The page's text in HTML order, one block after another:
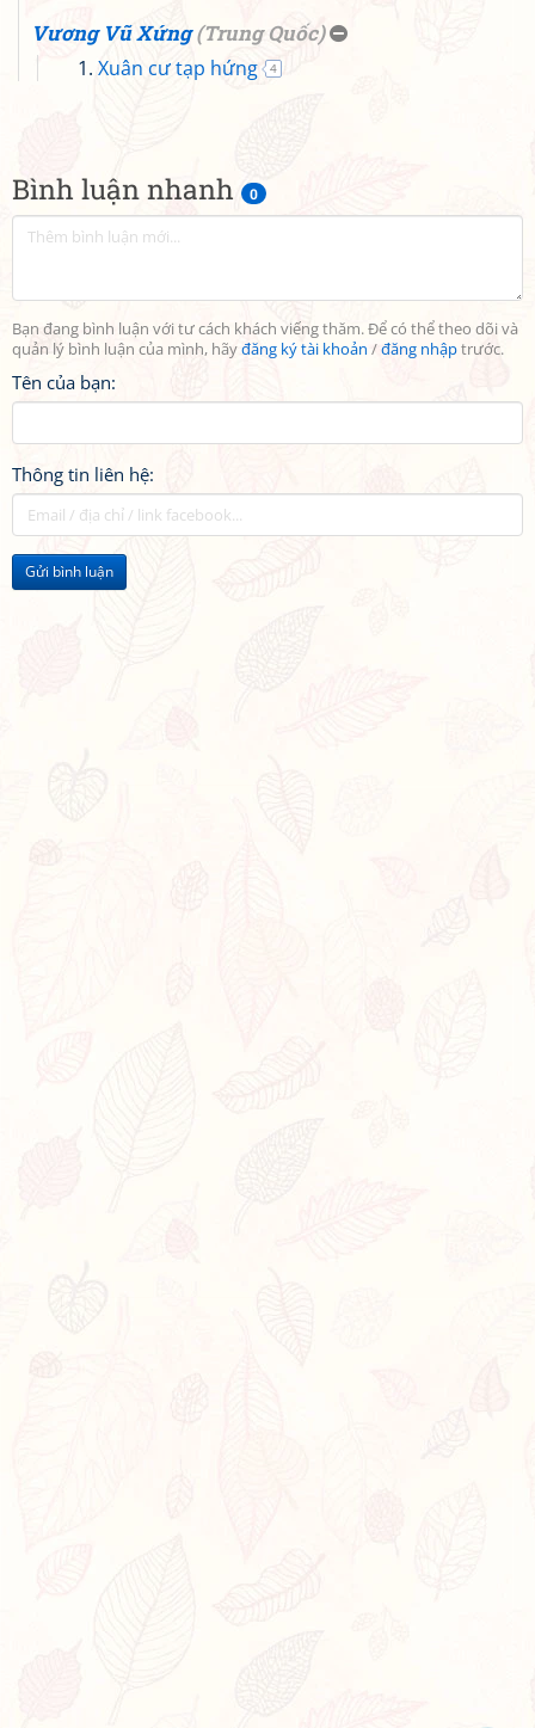
Bình luận nhanh 0
Bạn đang bình luận với tư cách khách viếng thăm. Để có thể theo dõi và
quản lý bình luận của mình, hãyđăng ký tài khoản /đăng nhậptrước.
Tên của bạn:
Thông tin liên hệ:
Gửi bình luận
Vương Vũ Xứng (Trung Quốc)
Xuân cư tạp hứng 4